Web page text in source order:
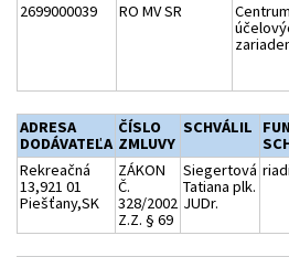
2699000039 RO MV SR
Centrum
ADRESA
DODÁVATEĽA
ČÍSLO
ZMLUVY
SCHVÁLIL
Rekreačná
13,921 01
Piešťany,SK
ZÁKON
Č.
328/2002
Z.Z. § 69
Siegertová
Tatiana plk.
JUDr.